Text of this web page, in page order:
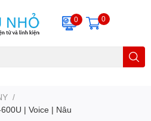
0 0
/
| Voice | Nâu